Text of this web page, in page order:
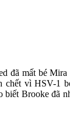
đã mất bé
chết vì HSV-1
biết Brooke đã